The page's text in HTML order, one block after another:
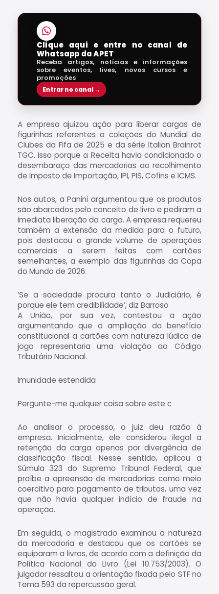
Clique aqui e entre no canal de
Whatsapp da APET
Receba artigos, notícias e informações
sobre eventos, lives, novos cursos e
promoções
Entrar no canal →
A empresa ajuizou ação para liberar cargas de
figurinhas referentes a coleções do Mundial de
Clubes da Fifa de 2025 e da série Italian Brainrot
TGC. Isso porque a Receita havia condicionado o
desembaraço das mercadorias ao recolhimento
de Imposto de Importação, IPI, PIS, Cofins e ICMS.
Nos autos, a Panini argumentou que os produtos
são abarcados pelo conceito de livro e pediram a
imediata liberação da carga. A empresa requereu
também a extensão da medida para o futuro,
pois destacou o grande volume de operações
comerciais a serem feitas com cartões
semelhantes, a exemplo das figurinhas da Copa
do Mundo de 2026.
‘Se a sociedade procura tanto o Judiciário, é
porque ele tem credibilidade’, diz Barroso
A União, por sua vez, contestou a ação
argumentando que a ampliação do benefício
constitucional a cartões com natureza lúdica de
jogo representaria uma violação ao Código
Tributário Nacional.
Imunidade estendida
Pergunte-me qualquer coisa sobre este c
Ao analisar o processo, o juiz deu razão à
empresa. Inicialmente, ele considerou ilegal a
retenção da carga apenas por divergência de
classificação fiscal. Nesse sentido, aplicou a
Súmula 323 do Supremo Tribunal Federal, que
proíbe a apreensão de mercadorias como meio
coercitivo para pagamento de tributos, uma vez
que não havia qualquer indício de fraude na
operação.
Em seguida, o magistrado examinou a natureza
da mercadoria e destacou que os cartões se
equiparam a livros, de acordo com a definição da
Política Nacional do Livro (Lei 10.753/2003). O
julgador ressaltou a orientação fixada pelo STF no
Tema 593 da repercussão geral.